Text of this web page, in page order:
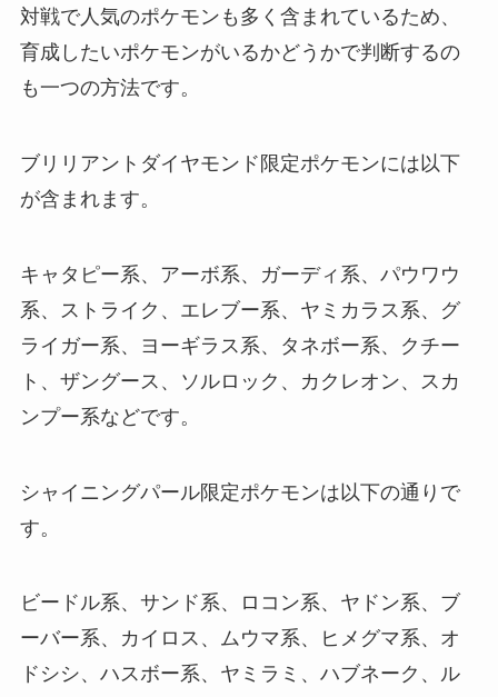
対戦で人気のポケモンも多く含まれているため、
育成したいポケモンがいるかどうかで判断するの
も一つの方法です。
ブリリアントダイヤモンド限定ポケモンには以下
が含まれます。
キャタピー系、アーボ系、ガーディ系、パウワウ
系、ストライク、エレブー系、ヤミカラス系、グ
ライガー系、ヨーギラス系、タネボー系、クチー
ト、ザングース、ソルロック、カクレオン、スカ
ンプー系などです。
シャイニングパール限定ポケモンは以下の通りで
す。
ビードル系、サンド系、ロコン系、ヤドン系、ブ
ーバー系、カイロス、ムウマ系、ヒメグマ系、オ
ドシシ、ハスボー系、ヤミラミ、ハブネーク、ル